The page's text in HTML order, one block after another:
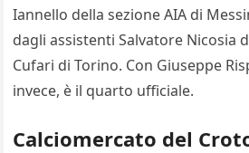
Iannello della sezione AIA di
dagli assistenti Salvatore Nicosia
Cufari di Torino. Con Giuseppe
invece, è il quarto ufficiale.
Calciomercato del